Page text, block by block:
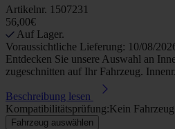
Artikelnr. 1507231
56,00€
Auf Lager.
Voraussichtliche Lieferung: 10/08/
Entdecken Sie unsere Auswahl an
zugeschnitten auf Ihr Fahrzeug.
Beschreibung lesen
Kompatibilitätsprüfung: Kein
Fahrzeug auswählen